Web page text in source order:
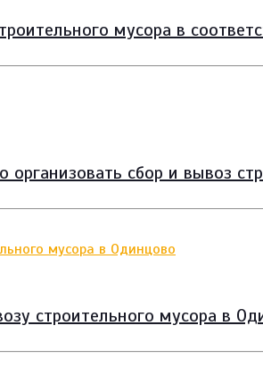
мусора в
организовать сбор и вывоз
строительного мусора в